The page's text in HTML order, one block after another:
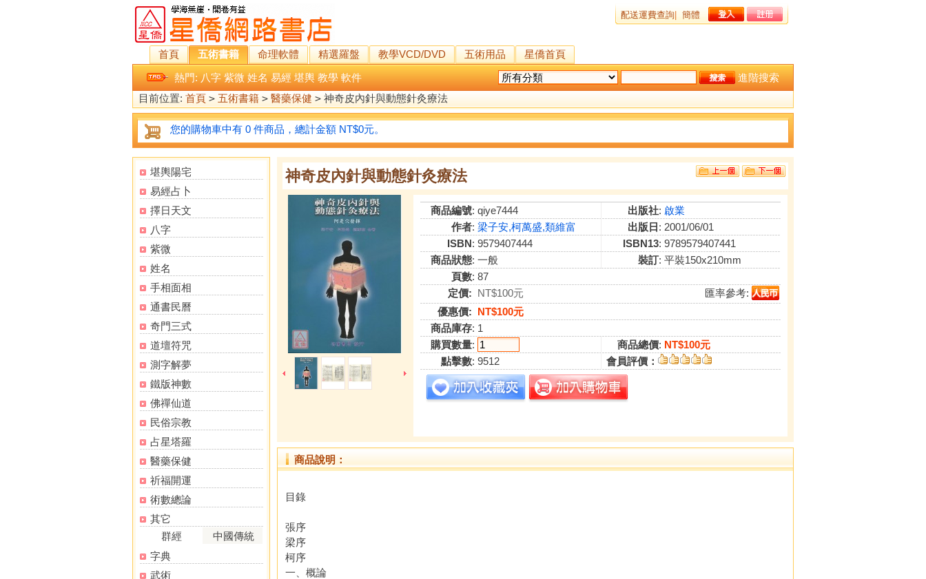
配送運費查詢 簡體
首頁 五術書籍 命理軟體 精選羅盤 教學VCD/DVD 五術用品
星僑首頁
熱門: 八字 紫微 姓名 易經 堪輿 教學 軟件
進階搜索
目前位置: 首頁 > 五術書籍 > 醫藥保健 > 神奇皮內針與動態針灸療法
您的購物車中有 0 件商品，總計金額 NT$0元。
堪輿陽宅
易經占卜
擇日天文
八字
紫微
姓名
手相面相
通書民曆
奇門三式
道壇符咒
測字解夢
鐵版神數
佛禪仙道
民俗宗教
占星塔羅
醫藥保健
祈福開運
術數總論
其它
群經
中國傳統
字典
武術
神奇皮內針與動態針灸療法
商品編號: qiye7444 出版社: 啟業
作者: 梁子安,柯萬盛,類維富 出版日 : 2001/06/01
ISBN: 9579407444 ISBN13: 9789579407441
商品狀態: 一般 裝訂: 平裝150x210mm
頁數: 87
定價: NT$100元
匯率參考:
優惠價: NT$100元
商品庫存: 1
購買數量: 商品總價: NT$100元
點擊數: 9512 會員評價：
商品說明：
目錄
張序
梁序
柯序
一、概論